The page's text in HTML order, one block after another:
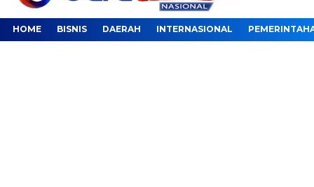
HOME BISNIS DAERAH INTERNASIONAL